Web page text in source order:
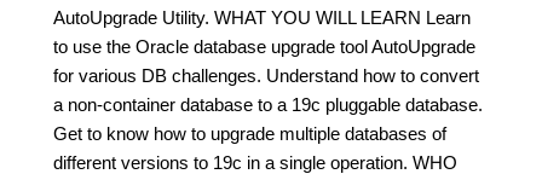
AutoUpgrade Utility. WHAT YOU WILL LEARN Learn
to use the Oracle database upgrade tool AutoUpgrade
for various DB challenges. Understand how to convert
a non-container database to a 19c pluggable database.
Get to know how to upgrade multiple databases of
different versions to 19c in a single operation. WHO